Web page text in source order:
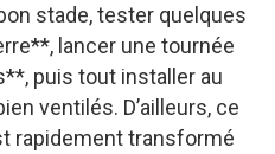
stade, tester quelques
lancer une tournée
puis tout installer au
ventilés. D’ailleurs, ce
rapidement transformé